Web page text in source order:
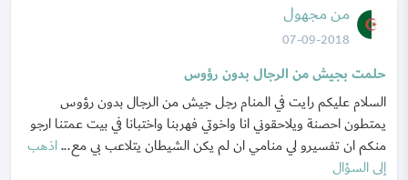
من مجهول
07-09-2018
حلمت بجيش من الرجال بدون رؤوس
السلام عليكم رايت في المنام رجل جيش من الرجال بدون رؤوس
يمتطون احصنة ويلاحقوني انا واخوتي فهربنا واختبانا في بيت عمتنا ارجو
منكم ان تفسيرو لي منامي ان لم يكن الشيطان يتلاعب بي مع...اذهب
إلى السؤال